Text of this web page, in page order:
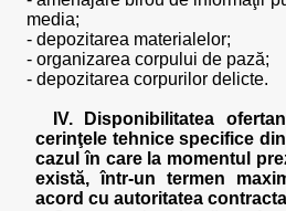
media;
- depozitarea materialelor;
- organizarea corpului de pază;
- depozitarea corpurilor delicte.
IV. Disponibilitatea
cerinţele tehnice specifice
cazul în care la momentul
există, într-un termen
acord cu autoritatea